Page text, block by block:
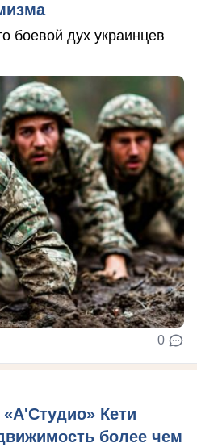
боевой дух украинцев
0
Кети
более чем